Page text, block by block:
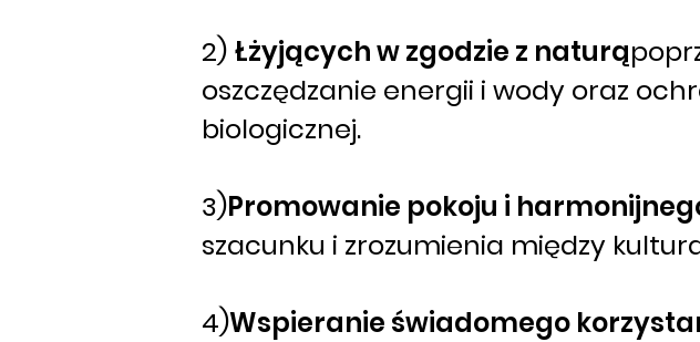
2) Łżyjących w zgodzie z naturą
oszczędzanie energii i wody oraz
biologicznej.
3)Promowanie pokoju i
szacunku i zrozumienia między
4)Wspieranie świadomego